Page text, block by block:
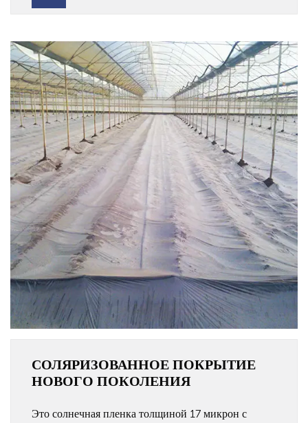
СОЛЯРИЗОВАННОЕ ПОКРЫТИЕ
НОВОГО ПОКОЛЕНИЯ
Это солнечная пленка толщиной 17 микрон с